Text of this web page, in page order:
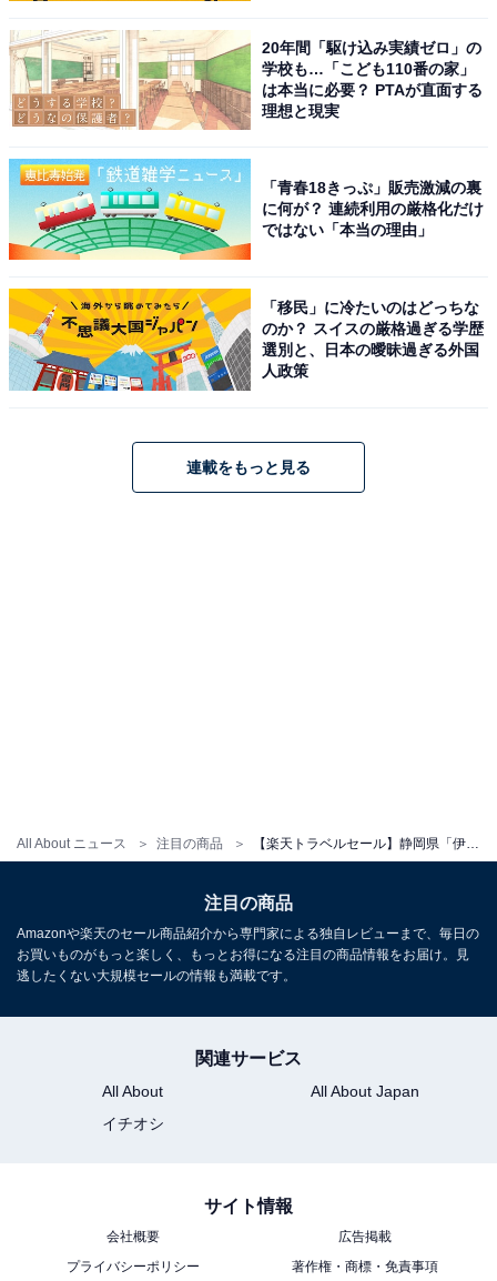
All About ニュース 注目の商品
※掲載されている情報は記事公開時のものです。あらか
じめご了承ください。また、記事中の宿泊プランを予約
すると、売上の一部がオールアバウトに還元されること
があります。
この記事の執筆者： All About ニュース 旅行
部
される売れ筋ランキングや、見逃せないセール・キャンペーン情報
など、お得に旅を楽しむための秘けつが満載です。さらに、ここで
しか読めない独自コンテンツも充実。編集部員による宿泊レビュー
では、公式Webサイトだけでは分からないリアルな様子を紹介しま
す。
...続きを読む
あわせて読みたい
木暮」が選ばれる理由
20年間「駆け込み実績ゼロ」の
学校も…「こども110番の家」
は本当に必要？ PTAが直面する
理想と現実
「青春18きっぷ」販売激減の裏
に何が？ 連続利用の厳格化だけ
ではない「本当の理由」
「移民」に冷たいのはどっちな
のか？ スイスの厳格過ぎる学歴
選別と、日本の曖昧過ぎる外国
人政策
連載をもっと見る
注目の商品
Amazonや楽天のセール商品紹介から専門家による独自レビューまで、毎日の
お買いものがもっと楽しく、もっとお得になる注目の商品情報をお届け。見
逃したくない大規模セールの情報も満載です。
関連サービス
All About
All About Japan
イチオシ
サイト情報
会社概要
広告掲載
プライバシーポリシー
著作権・商標・免責事項